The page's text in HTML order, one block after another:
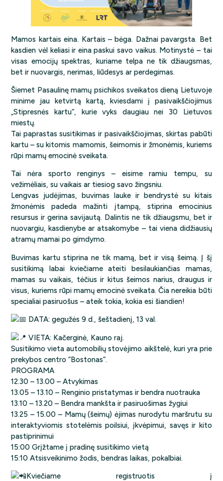
Mamos kartais eina. Kartais – bėga. Dažnai pavargsta. Bet
kasdien vėl keliasi ir eina paskui savo vaikus. Motinystė – tai
visas emocijų spektras, kuriame telpa ne tik džiaugsmas,
bet ir nuovargis, nerimas, liūdesys ar perdegimas.
Šiemet Pasaulinę mamų psichikos sveikatos dieną Lietuvoje
minime jau ketvirtą kartą, kviesdami į pasivaikščiojimus
„Stipresnės kartu“, kurie vyks daugiau nei 30 Lietuvos
miestų.
Tai paprastas susitikimas ir pasivaikščiojimas, skirtas pabūti
kartu – su kitomis mamomis, šeimomis ir žmonėmis, kuriems
rūpi mamų emocinė sveikata.
Tai nėra sporto renginys – eisime ramiu tempu, su
vežimėliais, su vaikais ar tiesiog savo žingsniu.
Lengvas judėjimas, buvimas lauke ir bendrystė su kitais
žmonėmis padeda mažinti įtampą, stiprina emocinius
resursus ir gerina savijautą. Dalintis ne tik džiaugsmu, bet ir
nuovargiu, kasdienybe ar atsakomybe – tai viena didžiausių
atramų mamai po gimdymo.
Buvimas kartu stiprina ne tik mamą, bet ir visą šeimą. Į šį
susitikimą labai kviečiame ateiti besilaukiančias mamas,
mamas su vaikais, tėčius ir kitus šeimos narius, draugus ir
visus, kuriems rūpi mamų emocinė sveikata. Čia nereikia būti
specialiai pasiruošus – ateik tokia, kokia esi šiandien!
DATA: gegužės 9 d., šeštadienį, 13 val.
VIETA: Kačerginė, Kauno raj.
Susitikimo vieta automobilių stovėjimo aikštelė, kuri yra prie
prekybos centro “Bostonas”.
PROGRAMA
12.30 – 13.00 – Atvykimas
13.05 – 13.10 – Renginio pristatymas ir bendra nuotrauka
13.10 – 13.20 – Bendra mankšta ir pasiruošimas žygiui
13.25 – 15.00 – Mamų (šeimų) ėjimas nurodytu maršrutu su
interaktyviomis stotelėmis poilsiui, įkvėpimui, savęs ir kito
pastiprinimui
15:00 Grįžtame į pradinę susitikimo vietą
15:10 Atsisveikinimo žodis, bendras laikas, pokalbiai.
Kviečiame registruotis į